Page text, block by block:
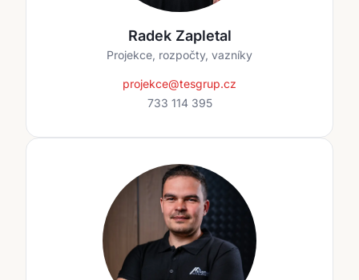
Radek Zapletal
Projekce, rozpočty, vazníky
projekce@tesgrup.cz
733 114 395